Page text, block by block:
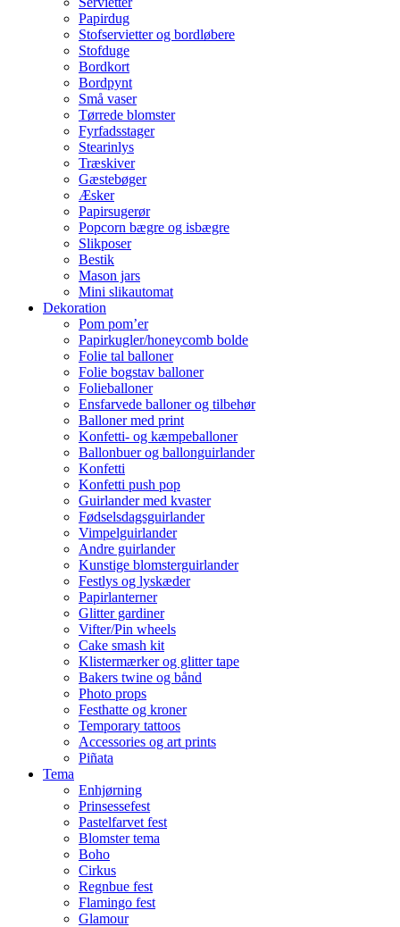
Papirdug
Stofservietter og bordløbere
Stofduge
Bordkort
Bordpynt
Små vaser
Tørrede blomster
Fyrfadsstager
Stearinlys
Træskiver
Gæstebøger
Æsker
Papirsugerør
Popcorn bægre og isbægre
Slikposer
Bestik
Mason jars
Mini slikautomat
Dekoration
Pom pom’er
Papirkugler/honeycomb bolde
Folie tal balloner
Folie bogstav balloner
Folieballoner
Ensfarvede balloner og tilbehør
Balloner med print
Konfetti- og kæmpeballoner
Ballonbuer og ballonguirlander
Konfetti
Konfetti push pop
Guirlander med kvaster
Fødselsdagsguirlander
Vimpelguirlander
Andre guirlander
Kunstige blomsterguirlander
Festlys og lyskæder
Papirlanterner
Glitter gardiner
Vifter/Pin wheels
Cake smash kit
Klistermærker og glitter tape
Bakers twine og bånd
Photo props
Festhatte og kroner
Temporary tattoos
Accessories og art prints
Piñata
Tema
Enhjørning
Prinsessefest
Pastelfarvet fest
Blomster tema
Boho
Cirkus
Regnbue fest
Flamingo fest
Glamour